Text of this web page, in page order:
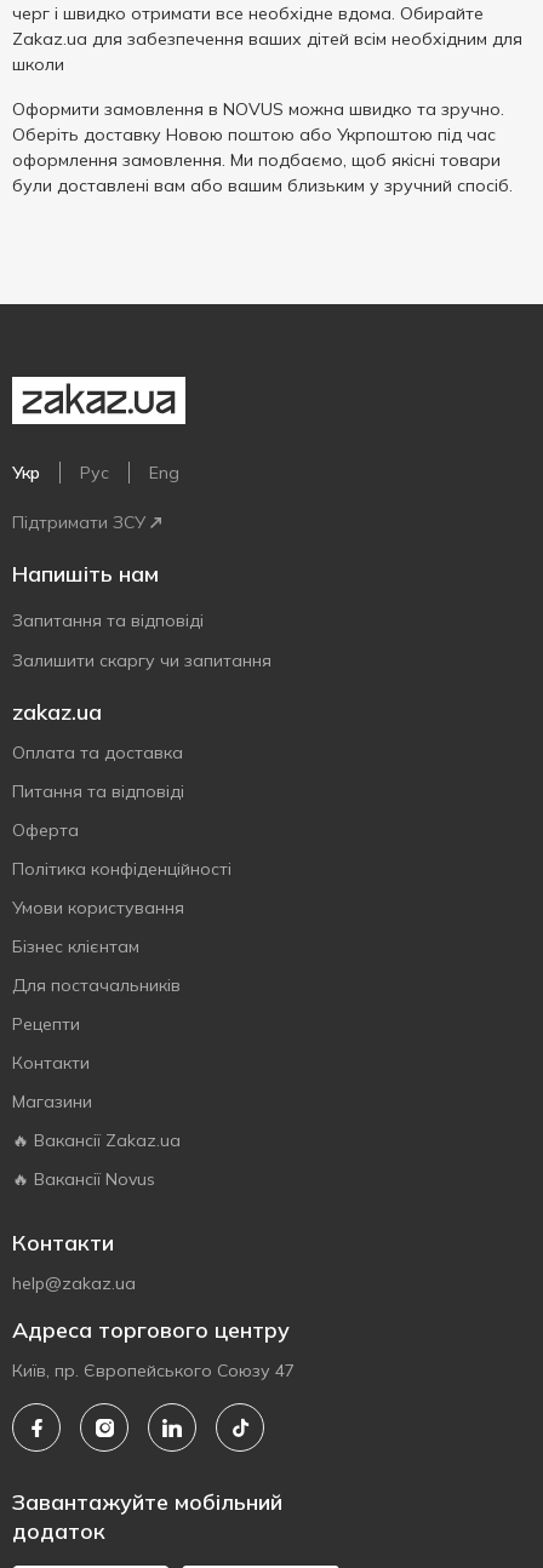
черг і швидко отримати все необхідне вдома. Обирайте
Zakaz.ua для забезпечення ваших дітей всім необхідним для
школи
Оформити замовлення в NOVUS можна швидко та зручно.
Оберіть доставку Новою поштою або Укрпоштою під час
оформлення замовлення. Ми подбаємо, щоб якісні товари
були доставлені вам або вашим близьким у зручний спосіб.
Укр Рус Eng
Підтримати ЗСУ
Напишіть нам
Запитання та відповіді
Залишити скаргу чи запитання
zakaz.ua
Оплата та доставка
Питання та відповіді
Оферта
Політика конфіденційності
Умови користування
Бізнес клієнтам
Для постачальників
Рецепти
Контакти
Магазини
🔥 Вакансії Zakaz.ua
🔥 Вакансії Novus
Контакти
help@zakaz.ua
Адреса торгового центру
Київ, пр. Європейського Союзу 47
Завантажуйте мобільний
додаток